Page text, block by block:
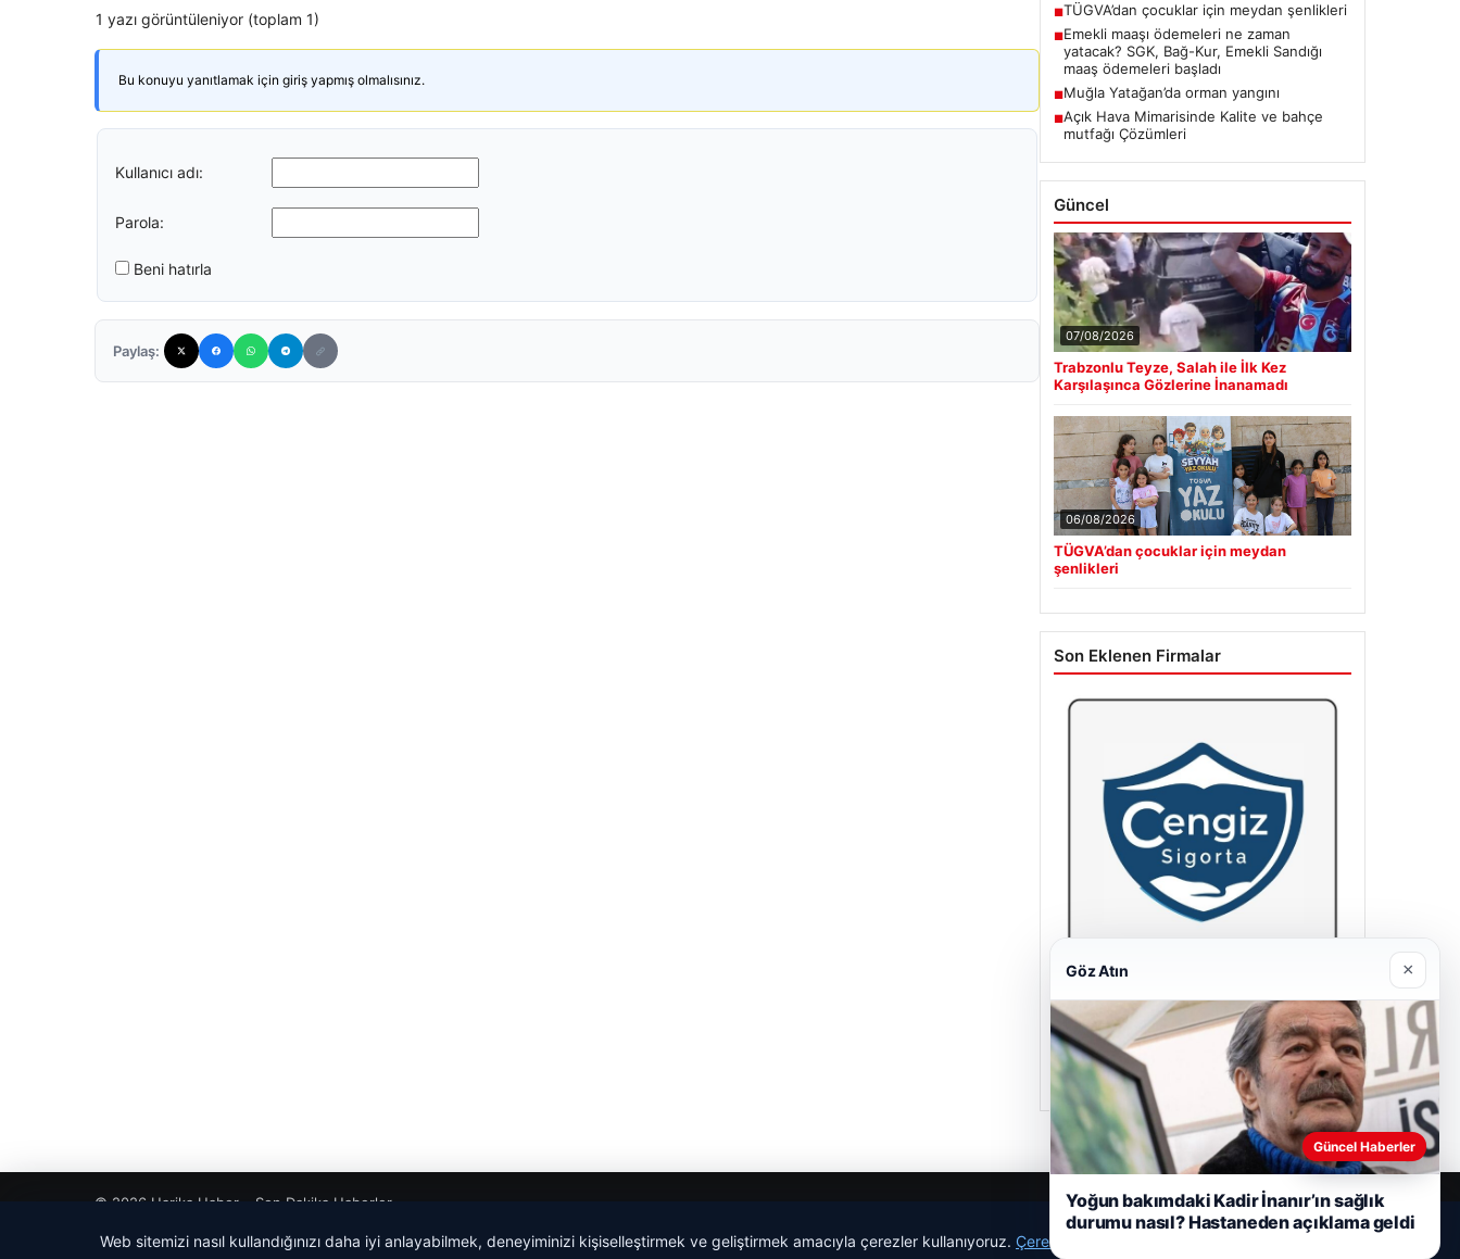
1 yazı görüntüleniyor (toplam 1)
Bu konuyu yanıtlamak için giriş yapmış olmalısınız.
Kullanıcı adı:
Parola:
Beni hatırla
Paylaş:
■TÜGVA’dan çocuklar için meydan şenlikleri
■Emekli maaşı ödemeleri ne zaman
yatacak? SGK, Bağ-Kur, Emekli Sandığı
maaş ödemeleri başladı
■Muğla Yatağan’da orman yangını
■Açık Hava Mimarisinde Kalite ve bahçe
mutfağı Çözümleri
Güncel
07/08/2026
Trabzonlu Teyze, Salah ile İlk Kez
Karşılaşınca Gözlerine İnanamadı
06/08/2026
TÜGVA’dan çocuklar için meydan
şenlikleri
Son Eklenen Firmalar
Cengiz Sigorta
23/06/2026
© 2026 Harika Haber – Son Dakika Haberler
Web sitemizi nasıl kullandığınızı daha iyi anlayabilmek, deneyiminizi kişiselleştirmek ve geliştirmek amacıyla çerezler kullanıyoruz. Çerez Politikamız
Göz Atın ×
Güncel Haberler
Yoğun bakımdaki Kadir İnanır’ın sağlık
durumu nasıl? Hastaneden açıklama geldi
Yeminli Tercüme Bürosu|Malta Dil Okulu|lemagrup.com.tr